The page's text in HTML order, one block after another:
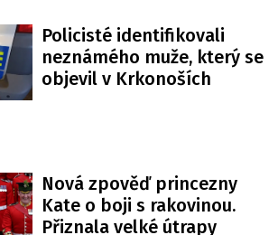
Policisté identifikovali
neznámého muže, který se
objevil v Krkonoších
Nová zpověď princezny
Kate o boji s rakovinou.
Přiznala velké útrapy